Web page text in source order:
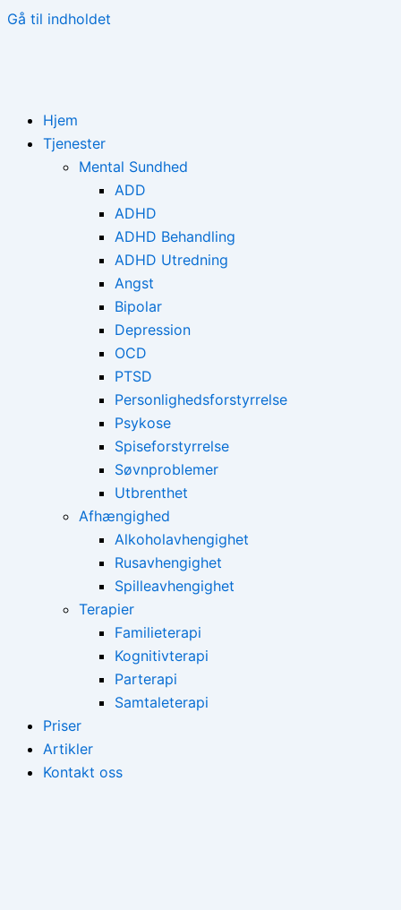
Gå til indholdet
Hjem
Tjenester
Mental Sundhed
ADD
ADHD
ADHD Behandling
ADHD Utredning
Angst
Bipolar
Depression
OCD
PTSD
Personlighedsforstyrrelse
Psykose
Spiseforstyrrelse
Søvnproblemer
Utbrenthet
Afhængighed
Alkoholavhengighet
Rusavhengighet
Spilleavhengighet
Terapier
Familieterapi
Kognitivterapi
Parterapi
Samtaleterapi
Priser
Artikler
Kontakt oss